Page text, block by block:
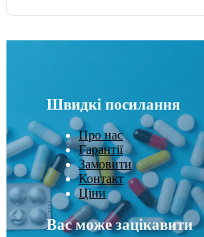
Швидкі посилання
Про нас
Гарантії
Замовити
Контакт
Ціни
Вас може зацікавити